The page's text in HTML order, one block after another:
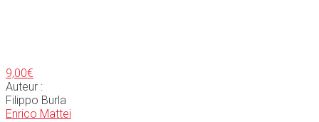
9,00€
Auteur :
Filippo Burla
Enrico Mattei